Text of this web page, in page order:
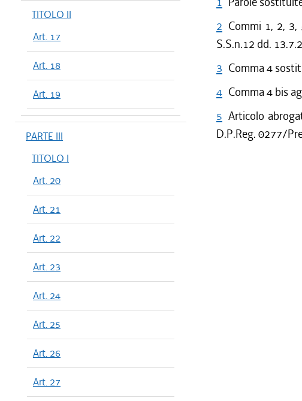
TITOLO II
Art. 17
Art. 18
Art. 19
PARTE III
TITOLO I
Art. 20
Art. 21
Art. 22
Art. 23
Art. 24
Art. 25
Art. 26
Art. 27
2 Commi 1, 2,
S.S.n.12 dd.
3 Comma 4
4 Comma 4 bis
5 Articolo
D.P.Reg. 0277/